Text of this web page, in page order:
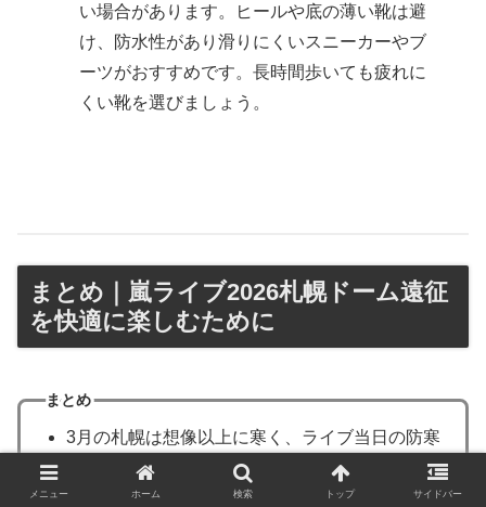
い場合があります。ヒールや底の薄い靴は避
け、防水性があり滑りにくいスニーカーやブ
ーツがおすすめです。長時間歩いても疲れに
くい靴を選びましょう。
まとめ｜嵐ライブ2026札幌ドーム遠征
を快適に楽しむために
まとめ
3月の札幌は想像以上に寒く、ライブ当日の防寒
対策は必須
防寒は厚着よりも、インナー＋中間着＋アウター
メニュー ホーム 検索 トップ サイドバー